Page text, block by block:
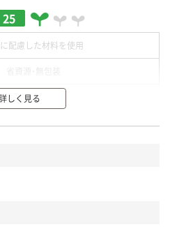
25
配慮した材料を使用
サイクルしやすい設計
しく見る